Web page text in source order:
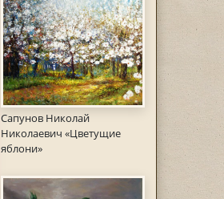
Сапунов Николай
Николаевич «Цветущие
яблони»